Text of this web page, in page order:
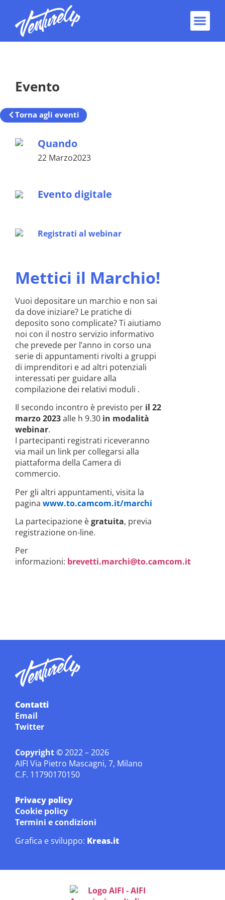
Evento
Torna agli eventi
Mettici il Marchio!
Vuoi depositare un marchio e non sai
da dove iniziare? Le pratiche di
deposito sono complicate? Ti aiutiamo
noi con il nostro servizio informativo
che prevede per l’anno in corso una
serie di appuntamenti rivolti a gruppi
di imprenditori e ad altri potenziali
interessati per guidare alla
compilazione dei relativi moduli .
Il secondo incontro è previsto per il 22
marzo 2023alle h 9.30 in modalità
webinar.
I partecipanti registrati riceveranno
via mail un link per collegarsi alla
piattaforma della Camera di
commercio.
Per gli altri appuntamenti, visita la
pagina www.to.camcom.it/marchi
La partecipazione ègratuita, previa
registrazione on-line.
Per
informazioni: brevetti.marchi@to.camcom.it
Quando
22 Marzo2023
Evento digitale
Registrati al webinar
Contatti
Email
Twitter
Copyright ©2022 – 2026
AIFI Via Pietro Mascagni, 7, Milano
C.F. 11790170150
Privacy policy
Cookie policy
Termini e condizioni
Grafica e sviluppo: Kreas.it